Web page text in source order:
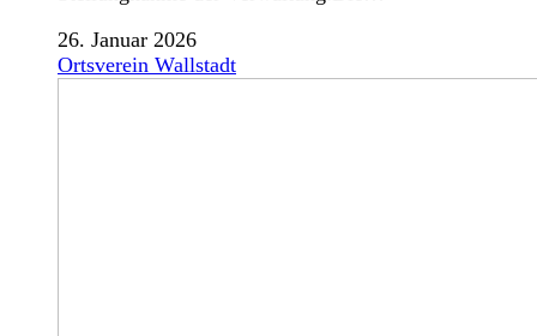
26. Januar 2026
Ortsverein Wallstadt